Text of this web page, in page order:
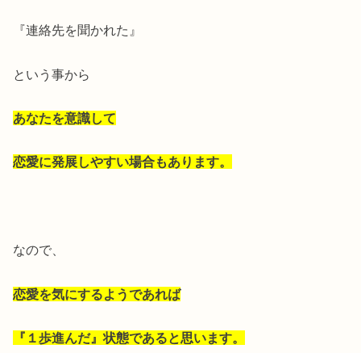
『連絡先を聞かれた』
という事から
あなたを意識して
恋愛に発展しやすい場合もあります。
なので、
恋愛を気にするようであれば
『１歩進んだ』状態であると思います。